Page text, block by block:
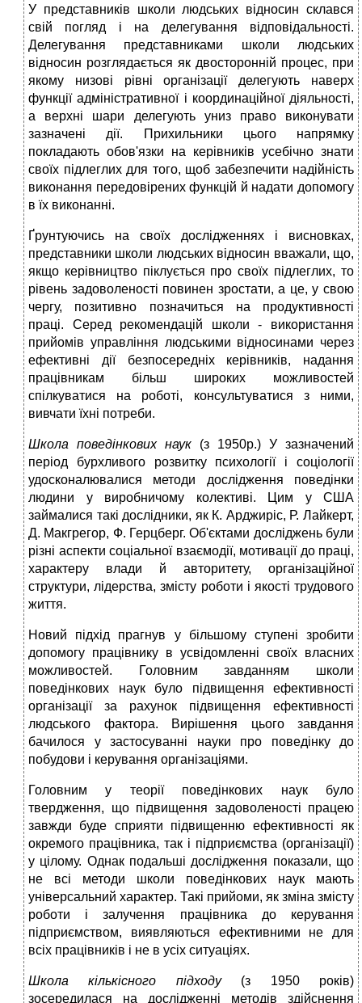
У представників школи людських відносин склався
свій погляд і на делегування відповідальності.
Делегування представниками школи людських
відносин розглядається як двосторонній процес, при
якому низові рівні організації делегують наверх
функції адміністративної і координаційної діяльності,
а верхні шари делегують униз право виконувати
зазначені дії. Прихильники цього напрямку
покладають обов'язки на керівників усебічно знати
своїх підлеглих для того, щоб забезпечити надійність
виконання передовірених функцій й надати допомогу
в їх виконанні.
Ґрунтуючись на своїх дослідженнях і висновках,
представники школи людських відносин вважали, що,
якщо керівництво піклується про своїх підлеглих, то
рівень задоволеності повинен зростати, а це, у свою
чергу, позитивно позначиться на продуктивності
праці. Серед рекомендацій школи - використання
прийомів управління людськими відносинами через
ефективні дії безпосередніх керівників, надання
працівникам більш широких можливостей
спілкуватися на роботі, консультуватися з ними,
вивчати їхні потреби.
Школа поведінкових наук (з 1950р.) У зазначений
період бурхливого розвитку психології і соціології
удосконалювалися методи дослідження поведінки
людини у виробничому колективі. Цим у США
займалися такі дослідники, як К. Арджиріс, Р. Лайкерт,
Д. Макгрегор, Ф. Герцберг. Об'єктами досліджень були
різні аспекти соціальної взаємодії, мотивації до праці,
характеру влади й авторитету, організаційної
структури, лідерства, змісту роботи і якості трудового
життя.
Новий підхід прагнув у більшому ступені зробити
допомогу працівнику в усвідомленні своїх власних
можливостей. Головним завданням школи
поведінкових наук було підвищення ефективності
організації за рахунок підвищення ефективності
людського фактора. Вирішення цього завдання
бачилося у застосуванні науки про поведінку до
побудови і керування організаціями.
Головним у теорії поведінкових наук було
твердження, що підвищення задоволеності працею
завжди буде сприяти підвищенню ефективності як
окремого працівника, так і підприємства (організації)
у цілому. Однак подальші дослідження показали, що
не всі методи школи поведінкових наук мають
універсальний характер. Такі прийоми, як зміна змісту
роботи і залучення працівника до керування
підприємством, виявляються ефективними не для
всіх працівників і не в усіх ситуаціях.
Школа кількісного підходу(з 1950 років)
зосередилася на дослідженні методів здійснення